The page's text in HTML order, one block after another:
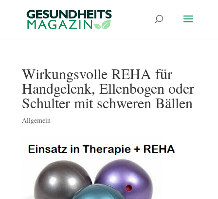
Wirkungsvolle REHA für
Handgelenk, Ellenbogen oder
Schulter mit schweren Bällen
Allgemein